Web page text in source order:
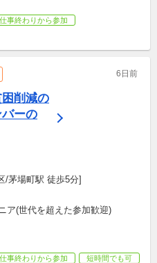
事終わりから参加
6日前
削減の
ーの
/茅場町駅 徒歩5分]
ア(世代を超えた参加歓迎)
事終わりから参加
短時間でも可